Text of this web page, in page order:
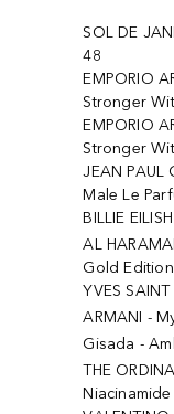
SOL DE
48
EMPORIO
Stronger
EMPORIO
Stronger
JEAN PAUL
Male Le
BILLIE
AL
Gold Edition
YVES
ARMANI -
Gisada -
THE